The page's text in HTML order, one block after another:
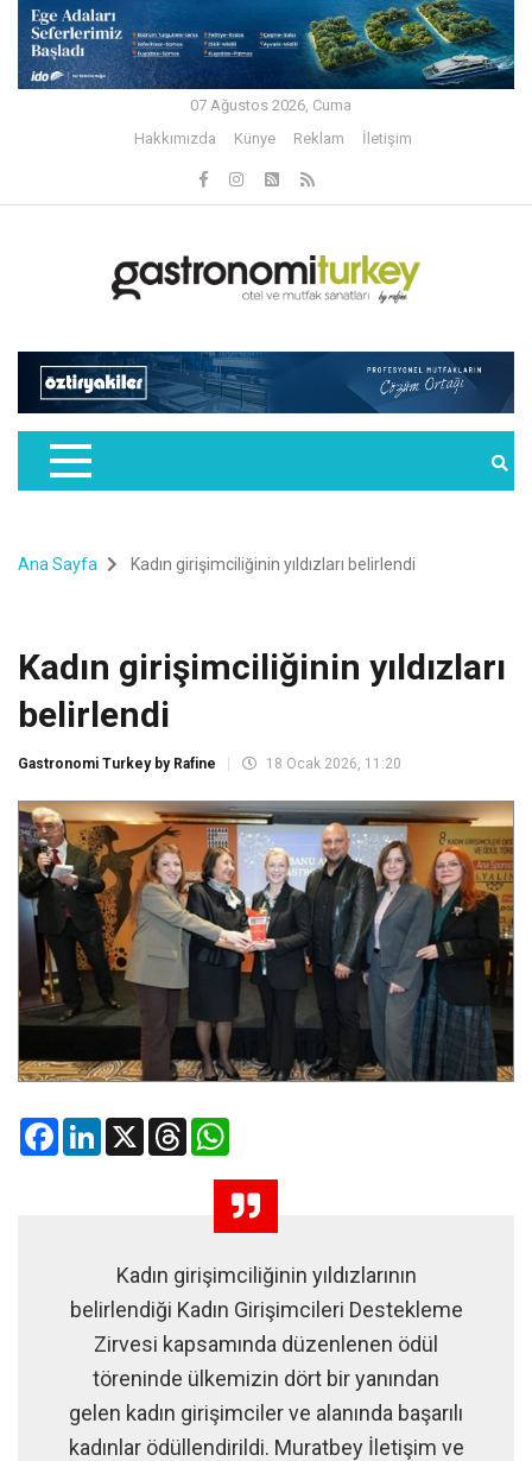
07 Ağustos 2026, Cuma
Hakkımızda
Künye Reklam İletişim
Ana Sayfa Kadın girişimciliğinin yıldızları belirlendi
Kadın girişimciliğinin yıldızları
belirlendi
Gastronomi Turkey by Rafine 18 Ocak 2026, 11:20
FacebookLinkedIn
X Threads
Kadın girişimciliğinin yıldızlarının
belirlendiği Kadın Girişimcileri Destekleme
Zirvesi kapsamında düzenlenen ödül
töreninde ülkemizin dört bir yanından
gelen kadın girişimciler ve alanında başarılı
kadınlar ödüllendirildi. Muratbey İletişim ve